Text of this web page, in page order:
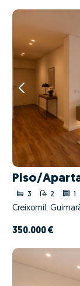
Piso/
3 2 1
Creixomil,
350.000 €